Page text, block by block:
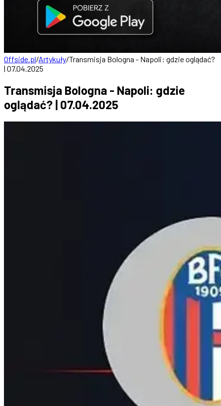
Offside.pl/Artykuły/Transmisja Bologna - Napoli: gdzie oglądać?
| 07.04.2025
Transmisja Bologna - Napoli: gdzie
oglądać? | 07.04.2025